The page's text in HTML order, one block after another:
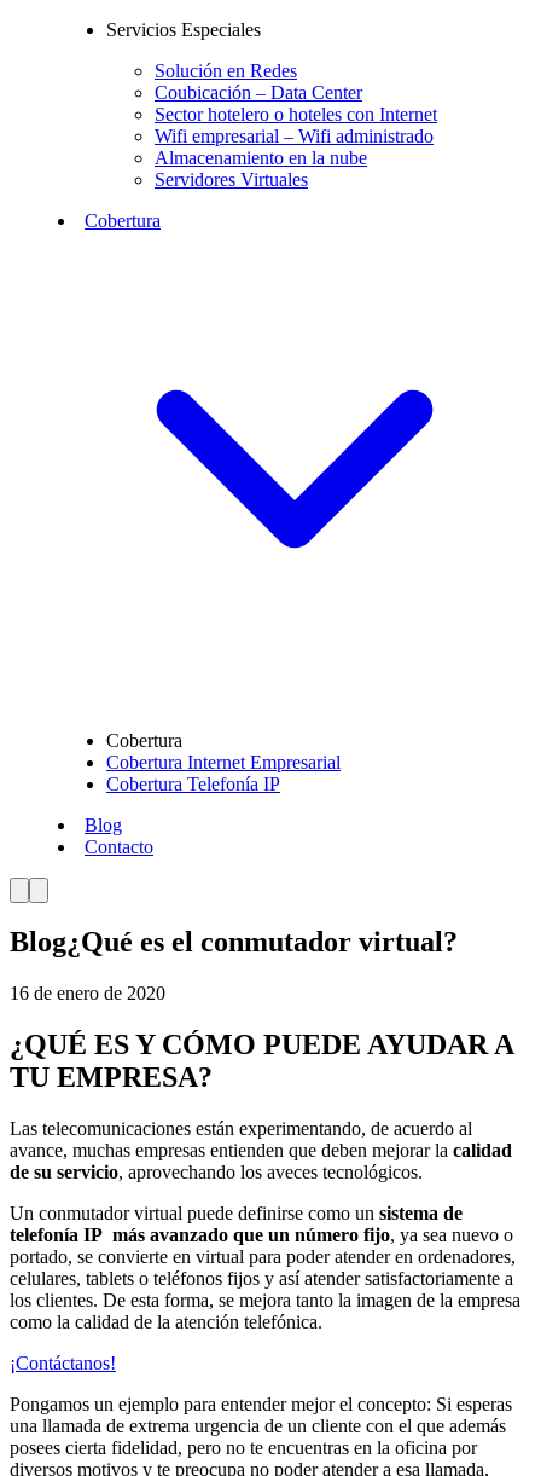
Servicios Especiales
Solución en Redes
Coubicación – Data Center
Sector hotelero o hoteles con Internet
Wifi empresarial – Wifi administrado
Almacenamiento en la nube
Servidores Virtuales
Cobertura
Cobertura
Cobertura Internet Empresarial
Cobertura Telefonía IP
Blog
Contacto
Blog¿Qué es el conmutador virtual?
16 de enero de 2020
¿QUÉ ES Y CÓMO PUEDE AYUDAR A
TU EMPRESA?
Las telecomunicaciones están experimentando, de acuerdo al
avance, muchas empresas entienden que deben mejorar la calidad
de su servicio, aprovechando los aveces tecnológicos.
Un conmutador virtual puede definirse como un sistema de
telefonía IP más avanzado que un número fijo, ya sea nuevo o
portado, se convierte en virtual para poder atender en ordenadores,
celulares, tablets o teléfonos fijos y así atender satisfactoriamente a
los clientes. De esta forma, se mejora tanto la imagen de la empresa
como la calidad de la atención telefónica.
¡Contáctanos!
Pongamos un ejemplo para entender mejor el concepto: Si esperas
una llamada de extrema urgencia de un cliente con el que además
posees cierta fidelidad, pero no te encuentras en la oficina por
diversos motivos y te preocupa no poder atender a esa llamada,